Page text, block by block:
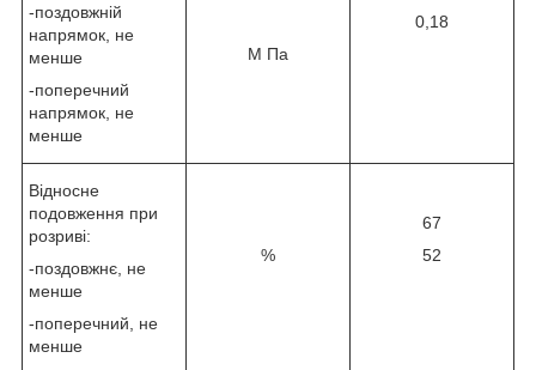
-поздовжній
напрямок, не
менше
-поперечний
напрямок, не
менше
М Па
0,18
Відносне
подовження при
розриві:
-поздовжнє, не
менше
-поперечний, не
менше
%
67
52